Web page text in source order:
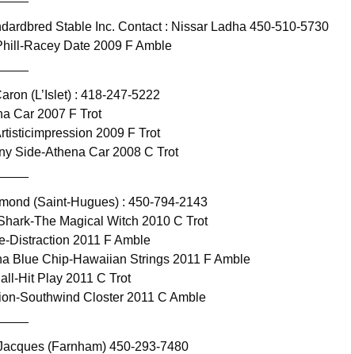
Stable Inc. Contact : Nissar Ladha 450-510-5730
Racey Date 2009 F Amble
(L’Islet) : 418-247-5222
Car 2007 F Trot
2009 F Trot
Side-Athena Car 2008 C Trot
(Saint-Hugues) : 450-794-2143
The Magical Witch 2010 C Trot
Distraction 2011 F Amble
Blue Chip-Hawaiian Strings 2011 F Amble
Hit Play 2011 C Trot
Southwind Closter 2011 C Amble
(Farnham) 450-293-7480